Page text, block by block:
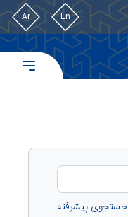
En
Ar
جستجوی پیشرفته